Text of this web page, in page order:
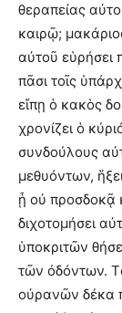
θεραπείας
καιρῷ;
αὐτοῦ εὑρήσει
πᾶσι τοῖς
εἴπῃ ὁ κακὸς
χρονίζει ὁ
συνδούλους
μεθυόντων,
ᾗ οὐ προσδοκᾷ
διχοτομήσει
ὑποκριτῶν
τῶν ὀδόντων.
οὐρανῶν δέκα